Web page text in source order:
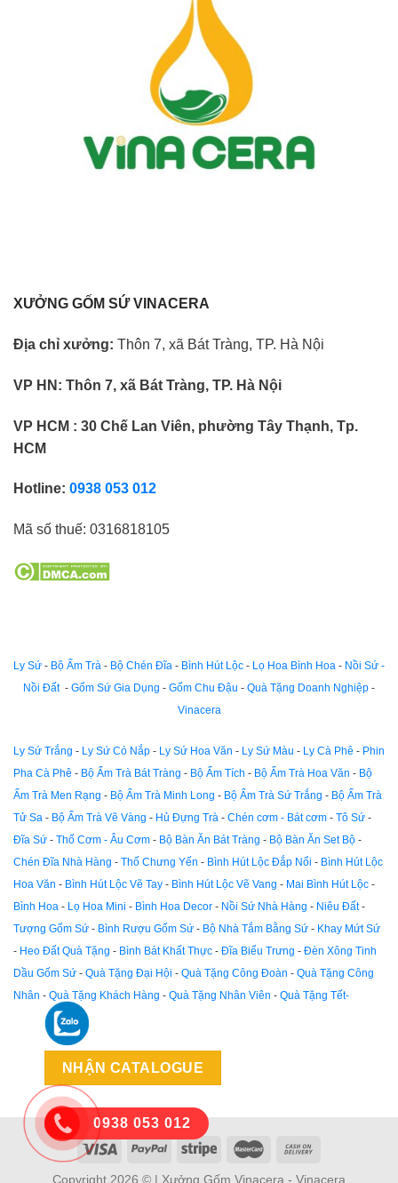
XƯỞNG GỐM SỨ VINACERA
Địa chỉ xưởng: Thôn 7, xã Bát Tràng, TP. Hà Nội
VP HN: Thôn 7, xã Bát Tràng, TP. Hà Nội
VP HCM : 30 Chế Lan Viên, phường Tây Thạnh, Tp.
HCM
Hotline: 0938 053 012
Mã số thuế: 0316818105
Ly Sứ - Bộ Ấm Trà - Bộ Chén Đĩa - Bình Hút Lộc - Lọ Hoa Bình Hoa - Nồi Sứ -
Nồi Đất - Gốm Sứ Gia Dụng - Gốm Chu Đậu - Quà Tặng Doanh Nghiệp -
Vinacera
Ly Sứ Trắng - Ly Sứ Có Nắp - Ly Sứ Hoa Văn - Ly Sứ Màu - Ly Cà Phê - Phin
Pha Cà Phê - Bộ Ấm Trà Bát Tràng - Bộ Ấm Tích - Bộ Ấm Trà Hoa Văn - Bộ
Ấm Trà Men Rạng - Bộ Ấm Trà Minh Long - Bộ Ấm Trà Sứ Trắng - Bộ Ấm Trà
Tử Sa - Bộ Ấm Trà Vẽ Vàng - Hủ Đựng Trà - Chén cơm - Bát cơm - Tô Sứ -
Đĩa Sứ - Thố Cơm - Âu Cơm - Bộ Bàn Ăn Bát Tràng - Bộ Bàn Ăn Set Bộ -
Chén Đĩa Nhà Hàng - Thố Chưng Yến - Bình Hút Lộc Đắp Nổi - Bình Hút Lộc
Hoa Văn - Bình Hút Lộc Vẽ Tay - Bình Hút Lộc Vẽ Vang - Mai Bình Hút Lộc -
Bình Hoa - Lọ Hoa Mini - Bình Hoa Decor - Nồi Sứ Nhà Hàng - Niêu Đất-
Tượng Gốm Sứ - Bình Rượu Gốm Sứ - Bộ Nhà Tắm Bằng Sứ - Khay Mứt Sứ
- Heo Đất Quà Tặng - Bình Bát Khất Thực - Đĩa Biểu Trưng - Đèn Xông Tinh
Dầu Gốm Sứ - Quà Tặng Đại Hội - Quà Tặng Công Đoàn - Quà Tặng Công
Nhân - Quà Tặng Khách Hàng - Quà Tặng Nhân Viên - Quà Tặng Tết-
Copyright 2026 © | Xưởng Gốm Vinacera - Vinacera
0938 053 012
NHẬN CATALOGUE